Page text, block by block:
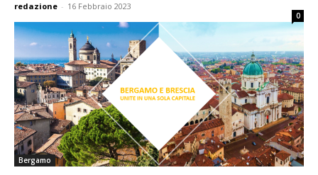
redazione - 16 Febbraio 2023
0
Bergamo